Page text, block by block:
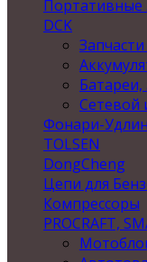
Портативные
DCK
Запчасти
Батареи,
Сетевой
Фонари-
TOLSEN
DongCheng
Цепи для
Компрессоры
PROCRAFT,